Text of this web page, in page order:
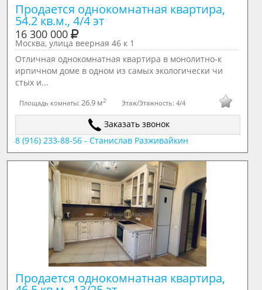
Продается однокомнатная квартира,
54.2 кв.м., 4/4 эт
16 300 000
Москва, улица веерная 46 к 1
Отличная однокомнатная квартира в монолитно-к
ирпичном доме в одном из самых экологически чи
стых и...
Площадь комнаты:26.9 м2 Этаж/Этажность: 4/4
Заказать звонок
8 (916) 233-88-56 - Станислав Разживайкин
Продается однокомнатная квартира,